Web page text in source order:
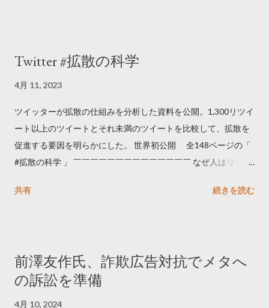
Twitter #拡散の科学
4月 11, 2023
ツイッターが拡散の仕組みを分析した資料を公開。1,300リツイ
ート以上のツイートとそれ未満のツイートを比較して、拡散を
促進する要因を明らかにした。 世界初公開 全148ページの「
#拡散の科学 」 ￣￣￣￣￣￣￣￣￣￣￣￣￣￣ なぜ人はリツイ
学しました。 ー バズの目安は1300リツイート ー 人は16の熱量
トするのか？ https://marketing.twitter.com/ja/insights/kakusan
共有 続きを読む
前澤友作氏、詐欺広告対抗でメタへ
の訴訟を準備
4月 10, 2024